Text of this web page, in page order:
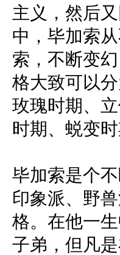
主义，然后
中，毕加索
索，不断变
格大致可以
玫瑰时期、
时期、蜕变
毕加索是个
印象派、野
格。在他一
子弟，但凡